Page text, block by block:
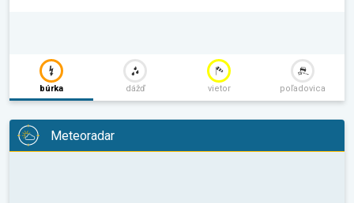
búrka dážď vietor poľadovica
Meteoradar